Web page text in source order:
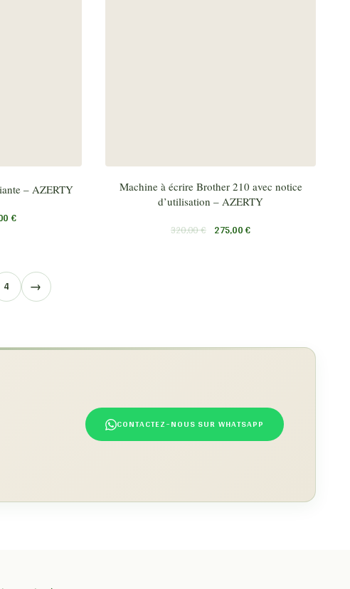
– AZERTY
€
Machine à écrire Brother 210 avec notice
d’utilisation – AZERTY
320,00€ 275,00€
4 →
CONTACTEZ-NOUS SUR WHATSAPP